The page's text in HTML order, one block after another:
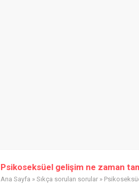
Psikoseksüel gelişim ne zaman
Ana Sayfa » Sıkça sorulan sorular »